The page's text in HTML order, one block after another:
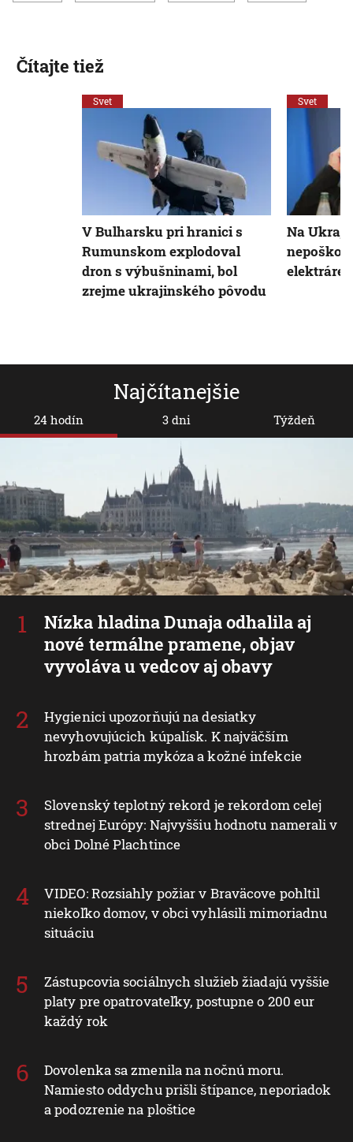
Najčítanejšie
24 hodín
Nízka hladina Dunaja odhalila aj
nové termálne pramene, objav
vyvoláva u vedcov aj obavy
Hygienici upozorňujú na desiatky
nevyhovujúcich kúpalísk. K najväčším
hrozbám patria mykóza a kožné infekcie
Slovenský teplotný rekord je rekordom celej
strednej Európy: Najvyššiu hodnotu namerali v
obci Dolné Plachtince
VIDEO: Rozsiahly požiar v Braväcove pohltil
niekoľko domov, v obci vyhlásili mimoriadnu
situáciu
Zástupcovia sociálnych služieb žiadajú vyššie
platy pre opatrovateľky, postupne o 200 eur
každý rok
Dovolenka sa zmenila na nočnú moru.
Namiesto oddychu prišli štípance, neporiadok
a podozrenie na ploštice
3 dni Týždeň
Čítajte tiež
Svet
V Bulharsku pri hranici s
Rumunskom explodoval
dron s výbušninami, bol
zrejme ukrajinského pôvodu
Svet
Na